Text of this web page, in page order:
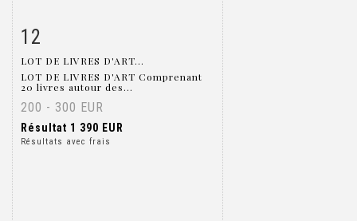
Fiche détaillée
12
LOT DE LIVRES D'ART...
LOT DE LIVRES D'ART Comprenant
20 livres autour des...
200 - 300 EUR
Résultat 1 390 EUR
Résultats avec frais